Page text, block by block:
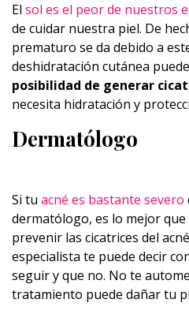
El sol es el peor de nuestros
de cuidar nuestra piel. De
prematuro se da debido a
deshidratación cutánea
posibilidad de generar
necesita hidratación y
Dermatólogo
Si tu acné es bastante severo
dermatólogo, es lo mejor
prevenir las cicatrices del
especialista te puede decir
seguir y que no. No te
tratamiento puede dañar tu